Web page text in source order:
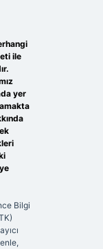
ile
yer
Bilgi